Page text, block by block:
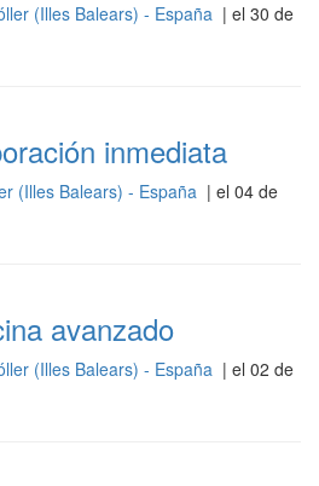
(Illes Balears) - España | el 30 de
inmediata
(Illes Balears) - España | el 04 de
avanzado
(Illes Balears) - España | el 02 de